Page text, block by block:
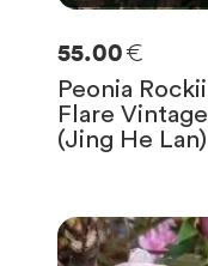
55.00€
Peonia Rockii
Flare Vintage
(Jing He Lan)